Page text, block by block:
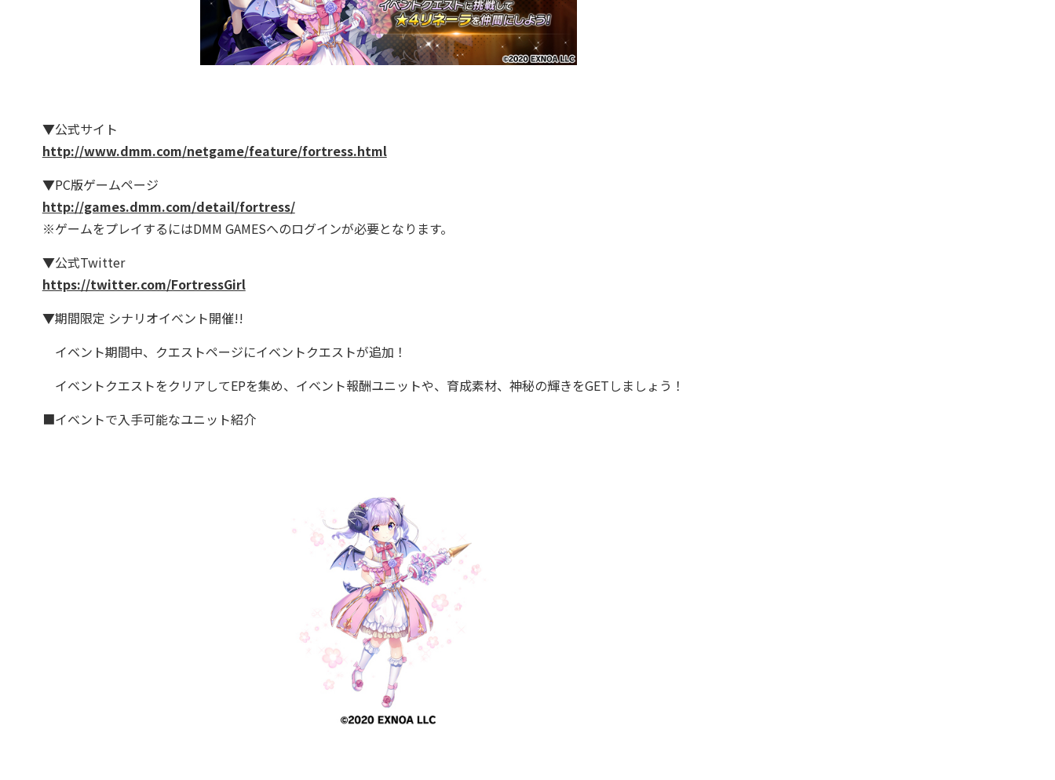
▼公式サイト
http://www.dmm.com/netgame/feature/fortress.html
▼PC版ゲームページ
http://games.dmm.com/detail/fortress/
※ゲームをプレイするにはDMM GAMESへのログインが必要となります。
▼公式Twitter
https://twitter.com/FortressGirl
▼期間限定 シナリオイベント開催!!
イベント期間中、クエストページにイベントクエストが追加！
イベントクエストをクリアしてEPを集め、イベント報酬ユニットや、育成素材、神秘の輝きをGETしましょう！
■イベントで入手可能なユニット紹介